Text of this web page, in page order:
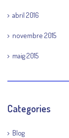
abril 2016
novembre 2015
maig 2015
Categories
Blog